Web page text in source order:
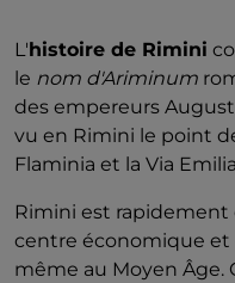
L' histoire de Rimini
le nom d'Ariminum
des empereurs
vu en Rimini le point
Flaminia et la Via
Rimini est
centre économique et
même au Moyen